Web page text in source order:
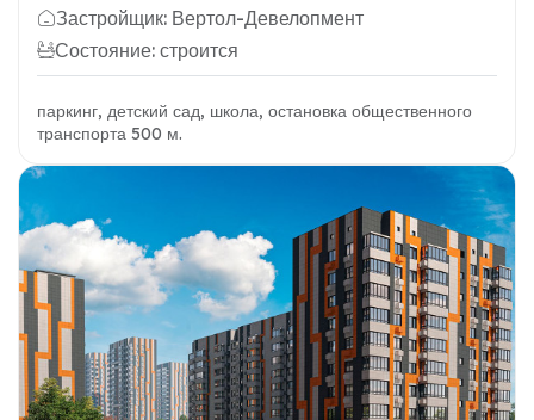
Застройщик: Вертол-Девелопмент
Состояние: строится
паркинг, детский сад, школа, остановка общественного
транспорта 500 м.